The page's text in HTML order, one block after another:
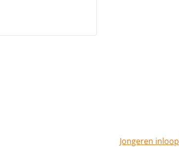
Jongeren inloop